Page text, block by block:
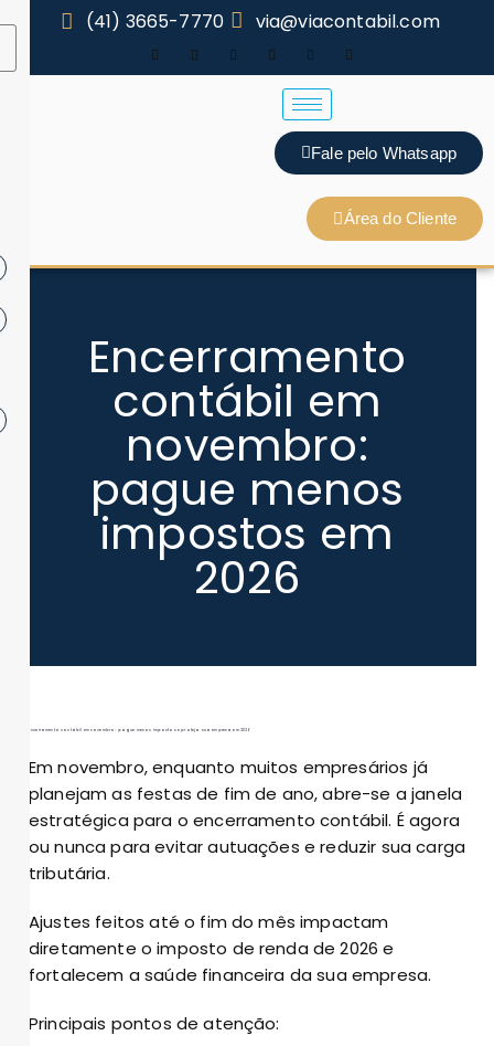
(41) 3665-7770 via@viacontabil.com
Fale pelo Whatsapp
Área do Cliente
Encerramento
contábil em
novembro:
pague menos
impostos em
2026
Encerramento contábil em novembro: pague menos impostos e proteja sua empresa em 2026
Em novembro, enquanto muitos empresários já
planejam as festas de fim de ano, abre-se a janela
estratégica para o encerramento contábil. É agora
ou nunca para evitar autuações e reduzir sua carga
tributária.
Ajustes feitos até o fim do mês impactam
diretamente o imposto de renda de 2026 e
fortalecem a saúde financeira da sua empresa.
Principais pontos de atenção: